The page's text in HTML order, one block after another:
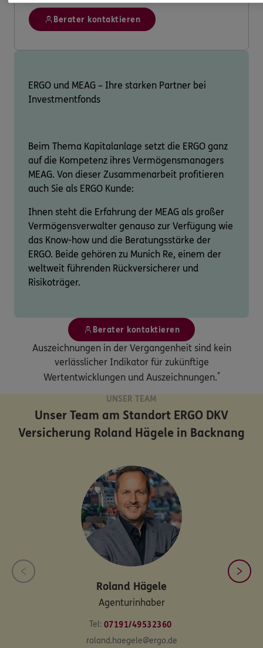
Berater kontaktieren
ERGO und MEAG – Ihre starken Partner bei
Investmentfonds
Beim Thema Kapitalanlage setzt die ERGO ganz
auf die Kompetenz ihres Vermögensmanagers
MEAG. Von dieser Zusammenarbeit profitieren
auch Sie als ERGO Kunde:
Ihnen steht die Erfahrung der MEAG als großer
Vermögensverwalter genauso zur Verfügung wie
das Know-how und die Beratungsstärke der
ERGO. Beide gehören zu Munich Re, einem der
weltweit führenden Rückversicherer und
Risikoträger.
Berater kontaktieren
Auszeichnungen in der Vergangenheit sind kein
verlässlicher Indikator für zukünftige
Wertentwicklungen und Auszeichnungen.*
UNSER TEAM
Unser Team am Standort ERGO DKV
Versicherung Roland Hägele in Backnang
Roland Hägele
Agenturinhaber
Tel: 07191/49532360
roland.haegele@ergo.de